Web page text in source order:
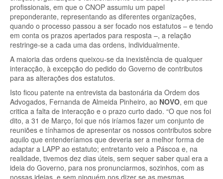
profissionais, em que o CNOP assumiu um papel
preponderante, representando as diferentes organizações,
quando o processo passou a ser focado nos estatutos – e tendo
em conta os prazos apertados para resposta –, a relação
restringe-se a cada uma das ordens, individualmente.
A maioria das ordens queixou-se da inexistência de qualquer
interacção, à excepção do pedido do Governo de contributos
para as alterações dos estatutos.
Isto ficou patente na entrevista da bastonária da Ordem dos
Advogados, Fernanda de Almeida Pinheiro, ao NOVO, em que
critica a falta de interacção e o prazo curto dado. “O que nos foi
dito, a 31 de Março, foi que nós iríamos fazer um conjunto de
reuniões e tínhamos de apresentar os nossos contributos sobre
aquilo que entenderíamos que deveria ser a melhor forma de
adaptar a LAPP ao estatuto; entretanto veio a Páscoa e, na
realidade, tivemos dez dias úteis, sem sequer saber qual era a
ideia do Governo, para nos pronunciarmos, sozinhos, com as
nossas ideias, e sem ninguém nos dizer se as mesmas